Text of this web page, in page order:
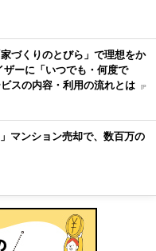
づくりのとびら」で理想をか
ーに「いつでも・何度で
スの内容・利用の流れとは [P
マンション売却で、数百万の